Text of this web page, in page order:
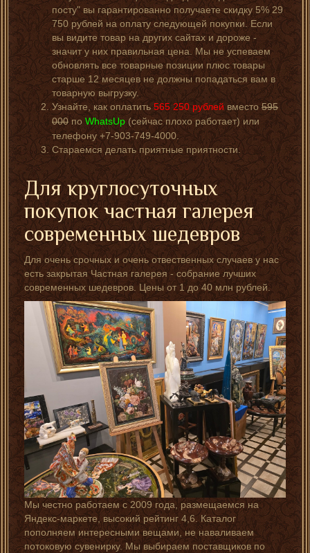
посту" вы гарантированно получаете скидку 5% 29
750 рублей на оплату следующей покупки. Если
вы видите товар на других сайтах и дороже -
значит у них правильная цена. Мы не успеваем
обновлять все товарные позиции плюс товары
старше 12 месяцев не должны попадаться вам в
товарную выгрузку.
Узнайте, как оплатить565 250 рублейвместо595
000по WhatsUp (сейчас плохо работает) или
телефону +7-903-749-4000.
Стараемся делать приятные приятности.
Для круглосуточных
покупок частная галерея
современных шедевров
Для очень срочных и очень отвественных случаев у нас
есть закрытая Частная галерея - собрание лучших
современных шедевров. Цены от 1 до 40 млн рублей.
Мы честно работаем с 2009 года, размещаемся на
Яндекс-маркете, высокий рейтинг 4,6. Каталог
пополняем интересными вещами, не наваливаем
потоковую сувенирку. Мы выбираем поставщиков по